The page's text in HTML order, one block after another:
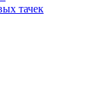
тачек